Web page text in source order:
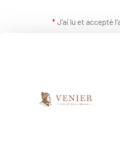
* J'ai lu et accepté